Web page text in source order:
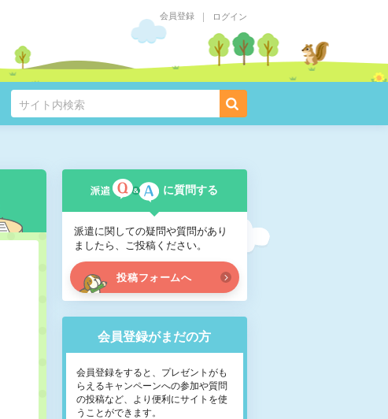
会員登録 ログイン
に質問する
派遣に関しての疑問や質問があり
ましたら、ご投稿ください。
投稿フォームへ
会員登録がまだの方
会員登録をすると、プレゼントがも
らえるキャンペーンへの参加や質問
の投稿など、より便利にサイトを使
うことができます。